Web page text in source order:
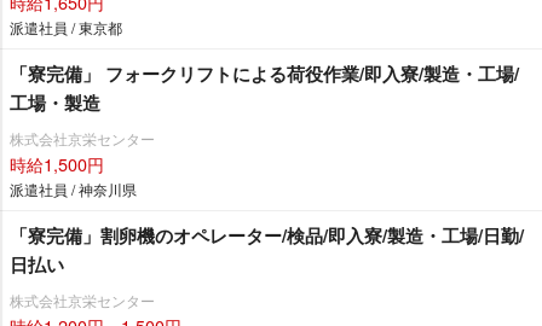
派遣社員 / 東京都
「寮完備」 フォークリフトによる荷役作業/即入寮/製造・工場/
工場・製造
株式会社京栄センター
時給1,500円
派遣社員 / 神奈川県
「寮完備」割卵機のオペレーター/検品/即入寮/製造・工場/日勤/
日払い
株式会社京栄センター